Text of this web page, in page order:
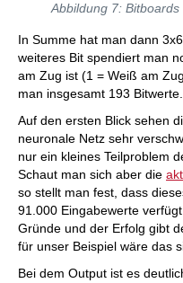
Abbildung 7:
In Summe hat man dann
weiteres Bit spendiert man
am Zug ist (1 = Weiß am
man insgesamt 193 Bitwerte.
Auf den ersten Blick sehen
neuronale Netz sehr
nur ein kleines Teilproblem
Schaut man sich aber die
so stellt man fest, dass
91.000 Eingabewerte
Gründe und der Erfolg gibt
für unser Beispiel wäre das
Bei dem Output ist es